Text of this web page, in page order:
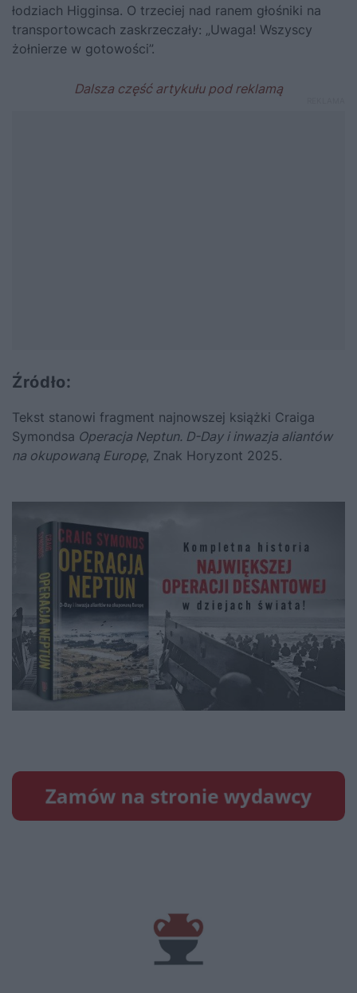
łodziach Higginsa. O trzeciej nad ranem głośniki na
transportowcach zaskrzeczały: „Uwaga! Wszyscy
żołnierze w gotowości”.
Źródło:
Tekst stanowi fragment najnowszej książki Craiga
Symondsa Operacja Neptun. D-Day i inwazja aliantów
na okupowaną Europę, Znak Horyzont 2025.